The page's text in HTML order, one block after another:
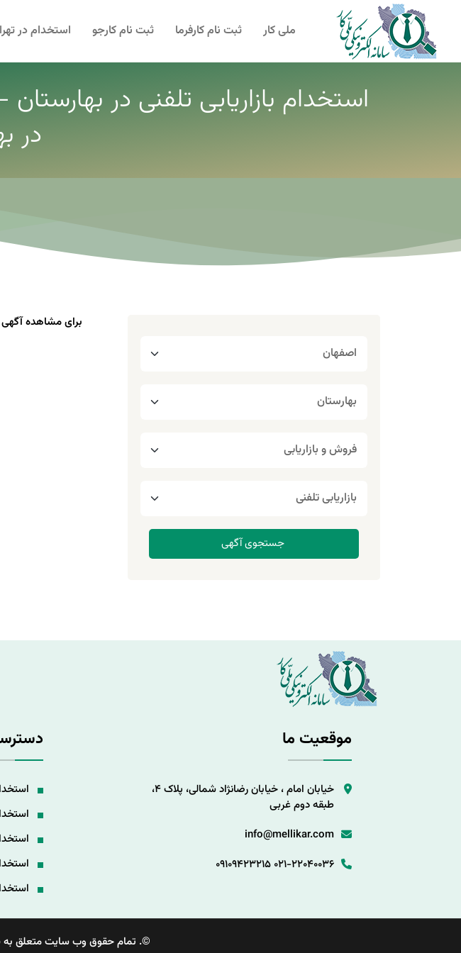
ملی کار ثبت نام کارفرما ثبت نام کارجو استخدام در
استخدام بازاریابی تلفنی در
در
برای مشاهده
موقعیت ما
خیابان امام ، خیابان رضانژاد شمالی، پلاک 4،
طبقه دوم غربی
info@mellikar.com
021-22040036
09109423215
©. تمام حقوق وب سایت متعلق به